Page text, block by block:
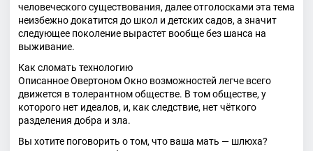
человеческого существования, далее отголосками эта тема
неизбежно докатится до школ и детских садов, а значит
следующее поколение вырастет вообще без шанса на
выживание.
Как сломать технологию
Описанное Овертоном Окно возможностей легче всего
движется в толерантном обществе. В том обществе, у
которого нет идеалов, и, как следствие, нет чёткого
разделения добра и зла.
Вы хотите поговорить о том, что ваша мать — шлюха?